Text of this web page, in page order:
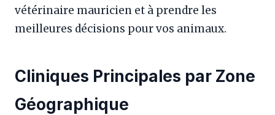
vétérinaire mauricien et à prendre les
meilleures décisions pour vos animaux.
Cliniques Principales par Zone
Géographique